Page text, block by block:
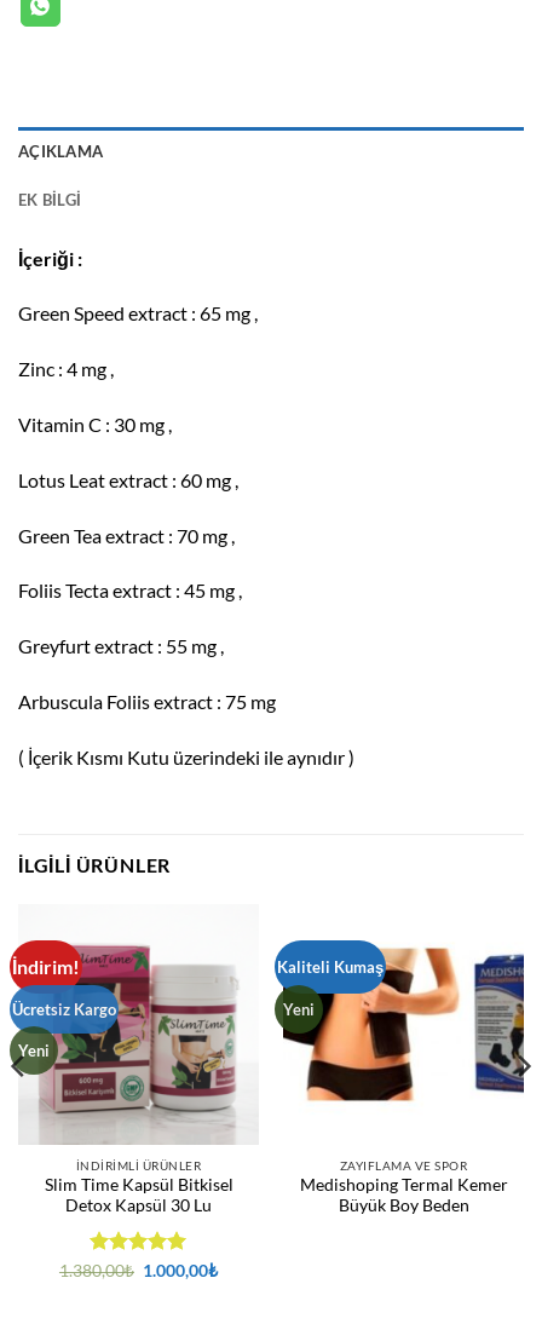
AÇIKLAMA
EK BILGI
İçeriği :
Green Speed extract : 65 mg ,
Zinc : 4 mg ,
Vitamin C : 30 mg ,
Lotus Leat extract : 60 mg ,
Green Tea extract : 70 mg ,
Foliis Tecta extract : 45 mg ,
Greyfurt extract : 55 mg ,
Arbuscula Foliis extract : 75 mg
( İçerik Kısmı Kutu üzerindeki ile aynıdır )
İLGILI ÜRÜNLER
İndirim!
Ücretsiz Kargo
Yeni
İNDIRIMLI ÜRÜNLER
Slim Time Kapsül Bitkisel
Detox Kapsül 30 Lu
5 üzerinden
1.380,00₺ Orijinal
1.000,00₺Şu
Kaliteli Kumaş
Yeni
ZAYIFLAMA VE SPOR
Medishoping Termal Kemer
Büyük Boy Beden